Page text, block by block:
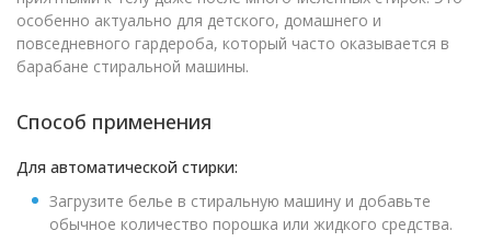
особенно актуально для детского, домашнего и
повседневного гардероба, который часто оказывается в
барабане стиральной машины.
Способ применения
Для автоматической стирки:
Загрузите белье в стиральную машину и добавьте
обычное количество порошка или жидкого средства.